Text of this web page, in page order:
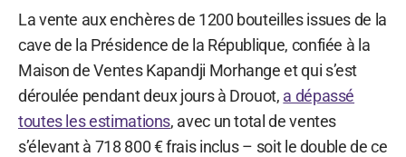
La vente aux enchères de 1200 bouteilles issues de la
cave de la Présidence de la République, confiée à la
Maison de Ventes Kapandji Morhange et qui s’est
déroulée pendant deux jours à Drouot, a dépassé
toutes les estimations, avec un total de ventes
s’élevant à 718 800 € frais inclus – soit le double de ce